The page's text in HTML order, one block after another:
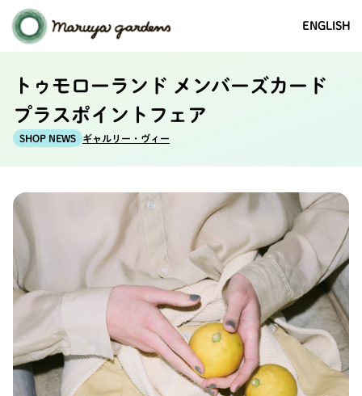
ENGLISH
トゥモローランド メンバーズカード
プラスポイントフェア
ギャルリー・ヴィー